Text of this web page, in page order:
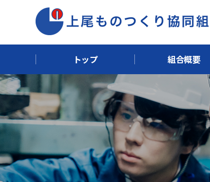
トップ 組合概要